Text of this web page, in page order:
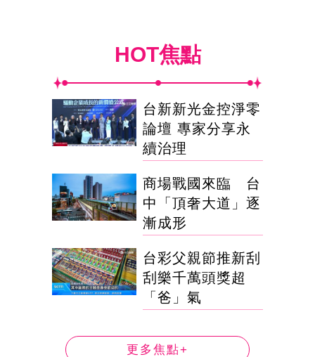
HOT焦點
台新新光金控淨零
論壇 專家分享永
續治理
商場戰國來臨 台
中「頂奢大道」逐
漸成形
台彩父親節推新刮
刮樂千萬頭獎超
「爸」氣
更多焦點+